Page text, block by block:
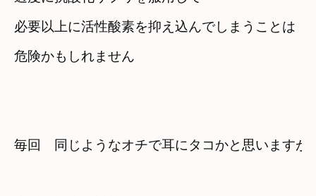
必要以上に活性酸素を抑え込んでしまうことは
危険かもしれません
毎回　同じようなオチで耳にタコかと思いますが